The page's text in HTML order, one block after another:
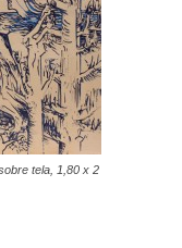
tela, 1,80 x 2